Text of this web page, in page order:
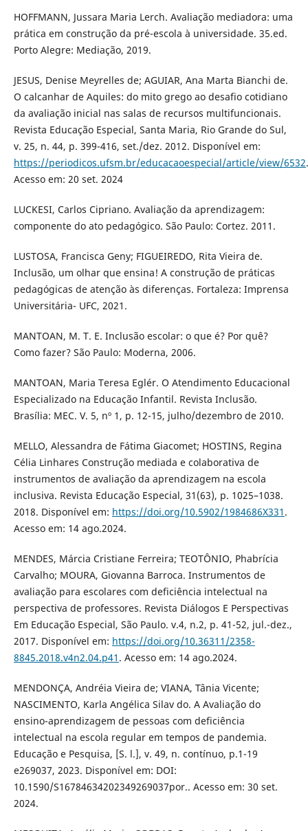
HOFFMANN, Jussara Maria Lerch. Avaliação mediadora: uma
prática em construção da pré-escola à universidade. 35.ed.
Porto Alegre: Mediação, 2019.
JESUS, Denise Meyrelles de; AGUIAR, Ana Marta Bianchi de.
O calcanhar de Aquiles: do mito grego ao desafio cotidiano
da avaliação inicial nas salas de recursos multifuncionais.
Revista Educação Especial, Santa Maria, Rio Grande do Sul,
v. 25, n. 44, p. 399-416, set./dez. 2012. Disponível em:
https://periodicos.ufsm.br/educacaoespecial/article/view/6532.
Acesso em: 20 set. 2024
LUCKESI, Carlos Cipriano. Avaliação da aprendizagem:
componente do ato pedagógico. São Paulo: Cortez. 2011.
LUSTOSA, Francisca Geny; FIGUEIREDO, Rita Vieira de.
Inclusão, um olhar que ensina! A construção de práticas
pedagógicas de atenção às diferenças. Fortaleza: Imprensa
Universitária- UFC, 2021.
MANTOAN, M. T. E. Inclusão escolar: o que é? Por quê?
Como fazer? São Paulo: Moderna, 2006.
MANTOAN, Maria Teresa Eglér. O Atendimento Educacional
Especializado na Educação Infantil. Revista Inclusão.
Brasília: MEC. V. 5, nº 1, p. 12-15, julho/dezembro de 2010.
MELLO, Alessandra de Fátima Giacomet; HOSTINS, Regina
Célia Linhares Construção mediada e colaborativa de
instrumentos de avaliação da aprendizagem na escola
inclusiva. Revista Educação Especial, 31(63), p. 1025–1038.
2018. Disponível em: https://doi.org/10.5902/1984686X331 .
Acesso em: 14 ago.2024.
MENDES, Márcia Cristiane Ferreira; TEOTÔNIO, Phabrícia
Carvalho; MOURA, Giovanna Barroca. Instrumentos de
avaliação para escolares com deficiência intelectual na
perspectiva de professores. Revista Diálogos E Perspectivas
Em Educação Especial, São Paulo. v.4, n.2, p. 41-52, jul.-dez.,
2017. Disponível em: https://doi.org/10.36311/2358-
8845.2018.v4n2.04.p41 . Acesso em: 14 ago.2024.
MENDONÇA, Andréia Vieira de; VIANA, Tânia Vicente;
NASCIMENTO, Karla Angélica Silav do. A Avaliação do
ensino-aprendizagem de pessoas com deficiência
intelectual na escola regular em tempos de pandemia.
Educação e Pesquisa, [S. l.], v. 49, n. contínuo, p.1-19
e269037, 2023. Disponível em: DOI:
10.1590/S16784634202349269037por.. Acesso em: 30 set.
2024.